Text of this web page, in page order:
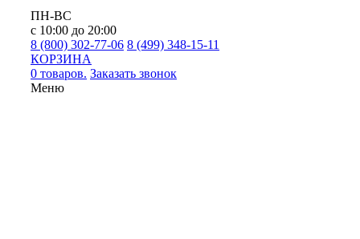
ПН-ВС
с 10:00 до 20:00
8 (800) 302-77-06 8 (499) 348-15-11
КОРЗИНА
0 товаров. Заказать звонок
Меню